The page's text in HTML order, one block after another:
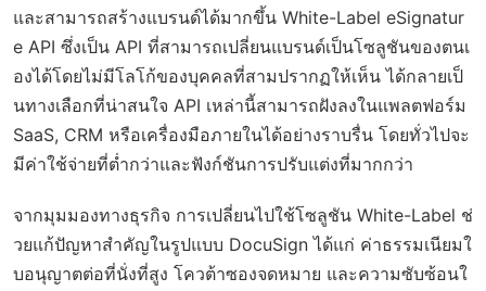
และสามารถสร้างแบรนด์ได้มากขึ้น White-Label eSignatur
e API ซึ่งเป็น API ที่สามารถเปลี่ยนแบรนด์เป็นโซลูชันของตนเ
องได้โดยไม่มีโลโก้ของบุคคลที่สามปรากฏให้เห็น ได้กลายเป็
นทางเลือกที่น่าสนใจ API เหล่านี้สามารถฝังลงในแพลตฟอร์ม
SaaS, CRM หรือเครื่องมือภายในได้อย่างราบรื่น โดยทั่วไปจะ
มีค่าใช้จ่ายที่ต่ำกว่าและฟังก์ชันการปรับแต่งที่มากกว่า
จากมุมมองทางธุรกิจ การเปลี่ยนไปใช้โซลูชัน White-Label ช่
วยแก้ปัญหาสำคัญในรูปแบบ DocuSign ได้แก่ ค่าธรรมเนียมใ
บอนุญาตต่อที่นั่งที่สูง โควต้าซองจดหมาย และความซับซ้อนใ